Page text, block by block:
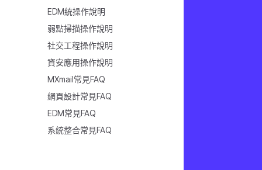
EDM統操作說明
弱點掃描操作說明
社交工程操作說明
資安應用操作說明
MXmail常見FAQ
網頁設計常見FAQ
EDM常見FAQ
系統整合常見FAQ